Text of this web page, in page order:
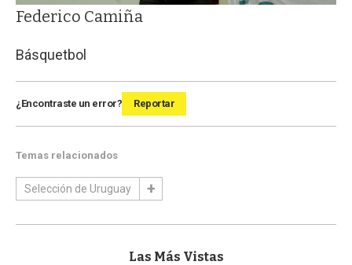
Federico Camiña
Básquetbol
¿Encontraste un error? Reportar
Temas relacionados
Selección de Uruguay
Las Más Vistas